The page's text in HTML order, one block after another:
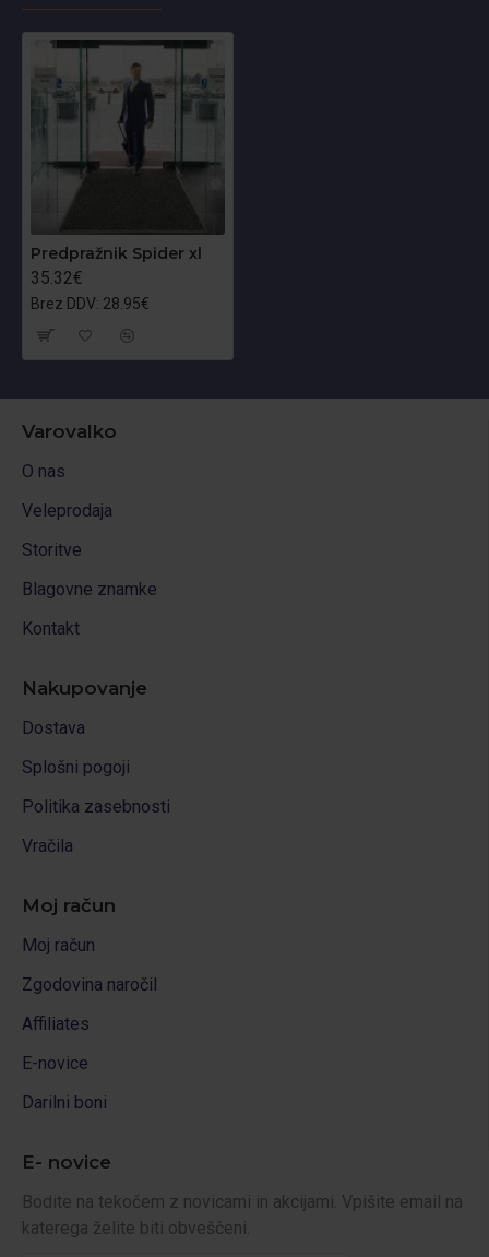
Predpražnik Spider xl
35.32€
Brez DDV: 28.95€
Varovalko
O nas
Veleprodaja
Storitve
Blagovne znamke
Kontakt
Nakupovanje
Dostava
Splošni pogoji
Politika zasebnosti
Vračila
Moj račun
Moj račun
Zgodovina naročil
Affiliates
E-novice
Darilni boni
E- novice
Bodite na tekočem z novicami in akcijami. Vpišite email na
katerega želite biti obveščeni.